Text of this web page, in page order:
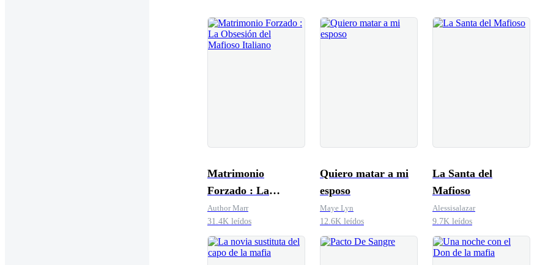
Matrimonio
Forzado : La
Obsesión del
Mafioso Italiano
Author Marr
31.4K leídos
Quiero matar a mi
esposo
Maye Lyn
12.6K leídos
La Santa del
Mafioso
Alessisalazar
9.7K leídos